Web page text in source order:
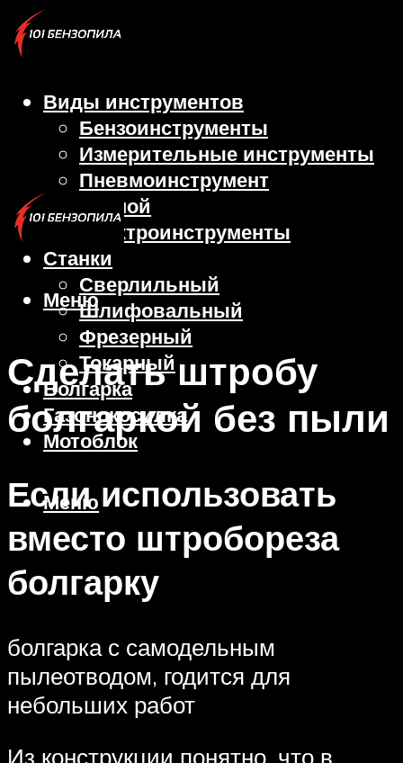
Виды инструментов
Бензоинструменты
Измерительные инструменты
Пневмоинструмент
Ручной
Электроинструменты
Станки
Сверлильный
Шлифовальный
Фрезерный
Токарный
Болгарка
Газонокосилка
Мотоблок
Меню
Меню
Сделать штробу
болгаркой без пыли
Если использовать
вместо штробореза
болгарку
болгарка с самодельным
пылеотводом, годится для
небольших работ
Из конструкции понятно, что в